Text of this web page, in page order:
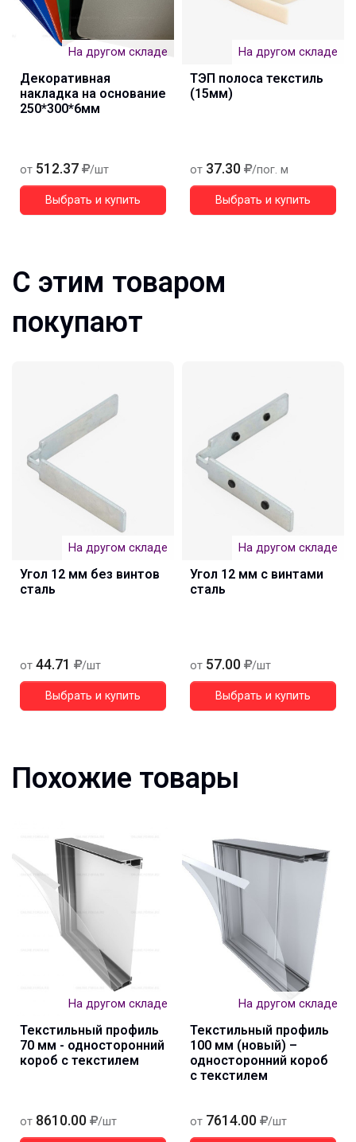
На другом складе
Декоративная
накладка на основание
250*300*6мм
от 512.37 /шт
Выбрать и купить
На другом складе
ТЭП полоса текстиль
(15мм)
от 37.30 /пог. м
Выбрать и купить
С этим товаром
покупают
На другом складе
Угол 12 мм без винтов
сталь
от 44.71 /шт
Выбрать и купить
На другом складе
Угол 12 мм с винтами
сталь
от 57.00 /шт
Выбрать и купить
Похожие товары
На другом складе
Текстильный профиль
70 мм - односторонний
короб с текстилем
от 8610.00 /шт
На другом складе
Текстильный профиль
100 мм (новый) –
односторонний короб
с текстилем
от 7614.00 /шт